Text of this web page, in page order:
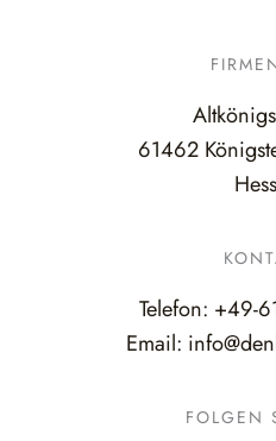
61462
Telefon: +49-
Email:
FOLGEN